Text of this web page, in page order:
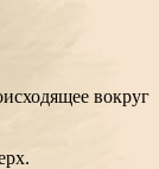
вокруг